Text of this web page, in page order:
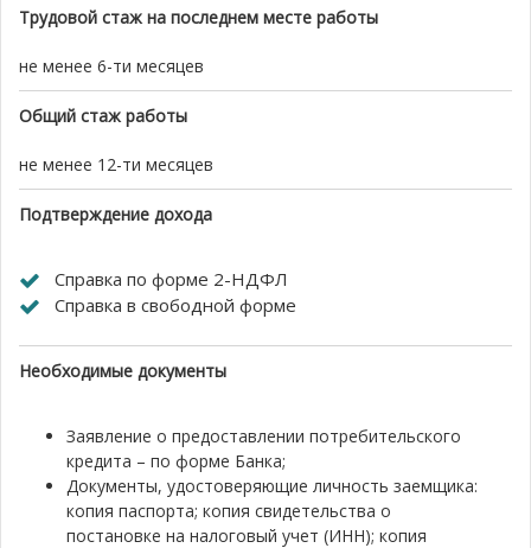
Трудовой стаж на последнем месте работы
не менее 6-ти месяцев
Общий стаж работы
не менее 12-ти месяцев
Подтверждение дохода
Справка по форме 2-НДФЛ
Cправка в свободной форме
Необходимые документы
Заявление о предоставлении потребительского
кредита – по форме Банка;
Документы, удостоверяющие личность заемщика:
копия паспорта; копия свидетельства о
постановке на налоговый учет (ИНН); копия